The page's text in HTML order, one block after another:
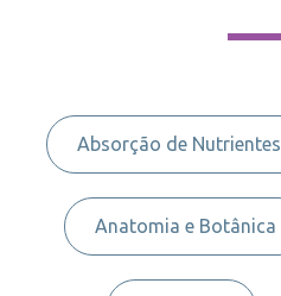
Absorção de Nutrientes
Anatomia e Botânica